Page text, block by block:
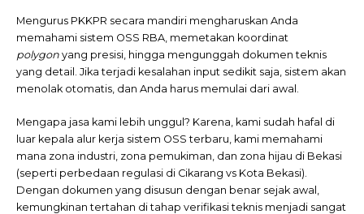
Mengurus PKKPR secara mandiri mengharuskan Anda
memahami sistem OSS RBA, memetakan koordinat
polygon yang presisi, hingga mengunggah dokumen teknis
yang detail. Jika terjadi kesalahan input sedikit saja, sistem akan
menolak otomatis, dan Anda harus memulai dari awal.
Mengapa jasa kami lebih unggul? Karena, kami sudah hafal di
luar kepala alur kerja sistem OSS terbaru, kami memahami
mana zona industri, zona pemukiman, dan zona hijau di Bekasi
(seperti perbedaan regulasi di Cikarang vs Kota Bekasi).
Dengan dokumen yang disusun dengan benar sejak awal,
kemungkinan tertahan di tahap verifikasi teknis menjadi sangat